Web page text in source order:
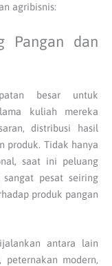
agribisnis:
Pangan dan
besar untuk
kuliah mereka
distribusi hasil
produk. Tidak hanya
saat ini peluang
pesat seiring
produk pangan
antara lain
peternakan modern,